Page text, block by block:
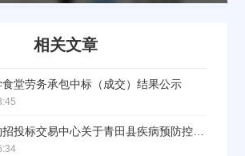
相关文章
堂劳务承包中标（成交）结果公示
青田县政府采购招投标交易中心关于青田县疾病预防控制中心后勤劳务外包采购中标(成交)结果公告